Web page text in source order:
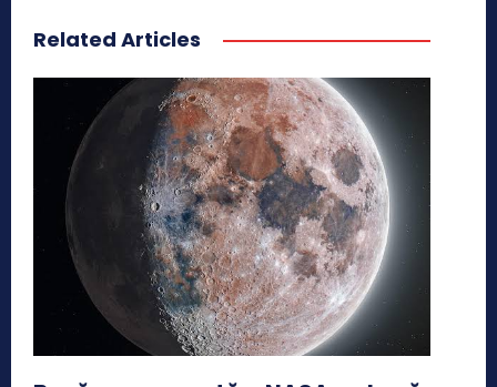
Related Articles